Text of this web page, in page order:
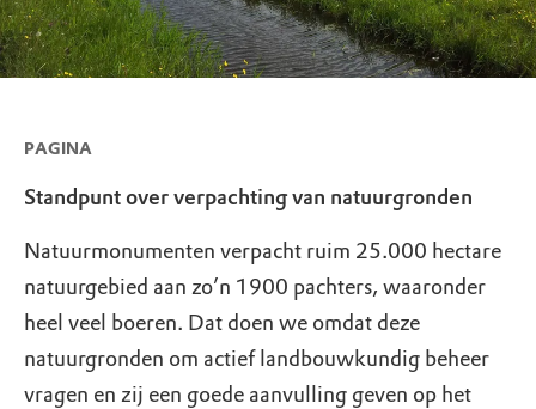
PAGINA
Standpunt over verpachting van natuurgronden
Natuurmonumenten verpacht ruim 25.000 hectare
natuurgebied aan zo’n 1900 pachters, waaronder
heel veel boeren. Dat doen we omdat deze
natuurgronden om actief landbouwkundig beheer
vragen en zij een goede aanvulling geven op het